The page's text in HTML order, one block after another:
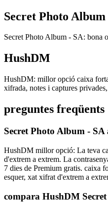
Secret Photo Album
Secret Photo Album - SA: bona
HushDM
HushDM: millor opció caixa
xifrada, notes i captures
preguntes freqüents
Secret Photo Album -
HushDM millor opció: La teva
d'extrem a extrem. La
7 dies de Premium gratis. caixa
esquer, xat xifrat d'extrem a
compara HushDM